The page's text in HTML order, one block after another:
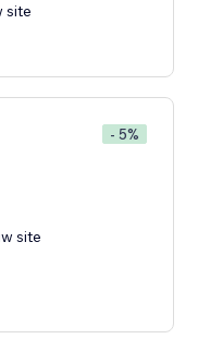
site
- 5%
site